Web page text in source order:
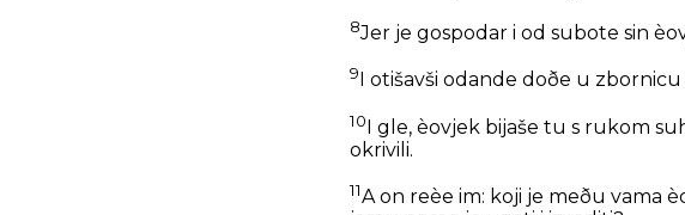
8Jer je gospodar i od subote sin
9 I otišavši odande doðe u
10I gle, èovjek bijaše tu s rukom
okrivili.
11A on reèe im: koji je meðu vama